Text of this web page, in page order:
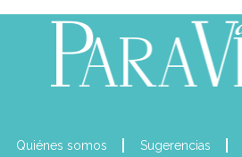
Quiénes somos Sugerencias